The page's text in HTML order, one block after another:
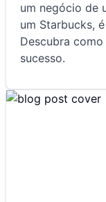
um negócio de
um Starbucks,
Descubra
sucesso.